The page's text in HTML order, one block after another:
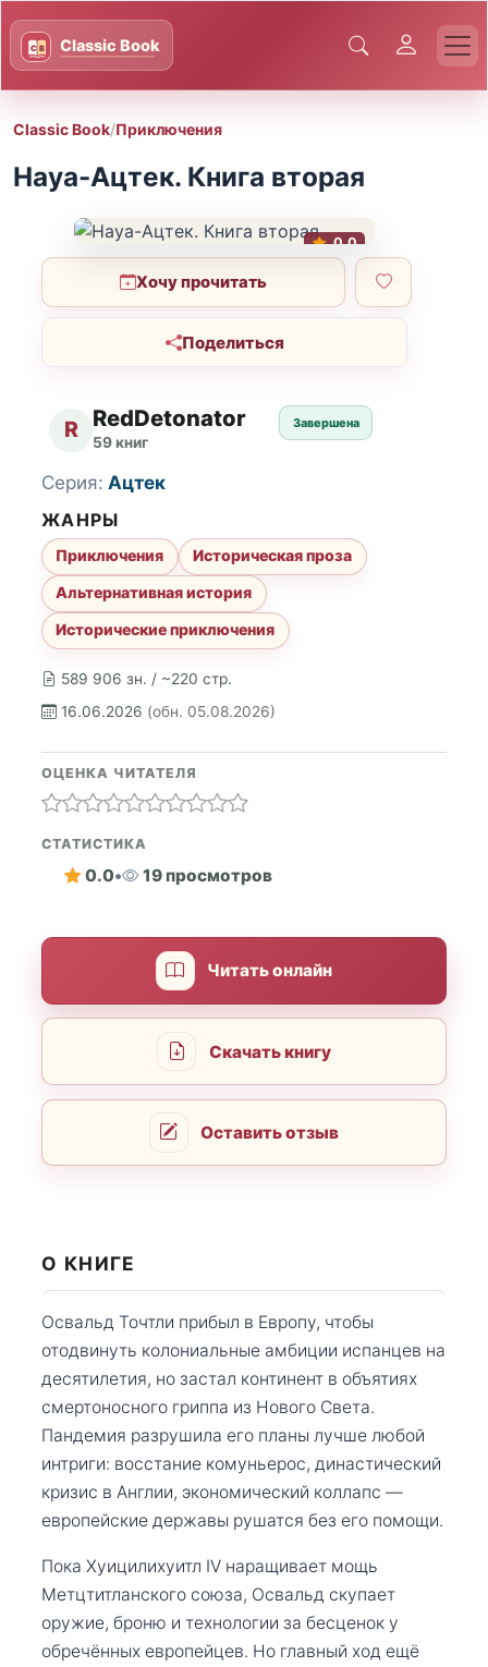
Classic Book/Приключения
Науа-Ацтек. Книга вторая
0.0
Хочу прочитать
Поделиться
R RedDetonator
59 книг
Завершена
589 906 зн. / ~220 стр.
16.06.2026 (обн. 05.08.2026)
Серия: Ацтек
ЖАНРЫ
Приключения
Историческая проза
Альтернативная история
Исторические приключения
ОЦЕНКА ЧИТАТЕЛЯ
СТАТИСТИКА
0.0• 19 просмотров
Читать онлайн
Скачать книгу
Оставить отзыв
О КНИГЕ
Освальд Точтли прибыл в Европу, чтобы
отодвинуть колониальные амбиции испанцев на
десятилетия, но застал континент в объятиях
смертоносного гриппа из Нового Света.
Пандемия разрушила его планы лучше любой
интриги: восстание комуньерос, династический
кризис в Англии, экономический коллапс —
европейские державы рушатся без его помощи.
Пока Хуицилихуитл IV наращивает мощь
Метцтитланского союза, Освальд скупает
оружие, броню и технологии за бесценок у
обречённых европейцев. Но главный ход ещё